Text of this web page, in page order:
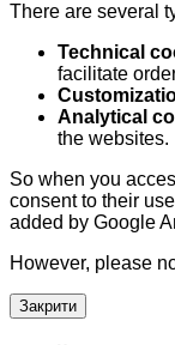
There are several
Technical
facilitate
Analytical
the websites.
So when you
consent to their
added by Google
However, please
Закрити